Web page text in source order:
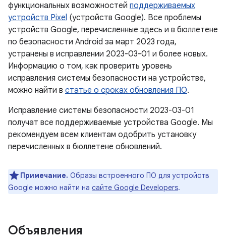
функциональных возможностей поддерживаемых
устройств Pixel (устройств Google). Все проблемы
устройств Google, перечисленные здесь и в бюллетене
по безопасности Android за март 2023 года,
устранены в исправлении 2023-03-01 и более новых.
Информацию о том, как проверить уровень
исправления системы безопасности на устройстве,
можно найти в статье о сроках обновления ПО.
Исправление системы безопасности 2023-03-01
получат все поддерживаемые устройства Google. Мы
рекомендуем всем клиентам одобрить установку
перечисленных в бюллетене обновлений.
Примечание. Образы встроенного ПО для устройств
Google можно найти на сайте Google Developers.
Объявления